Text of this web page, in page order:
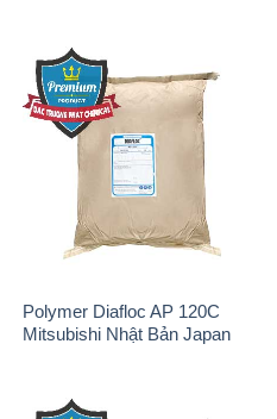
Polymer Diafloc AP 120C
Mitsubishi Nhật Bản Japan